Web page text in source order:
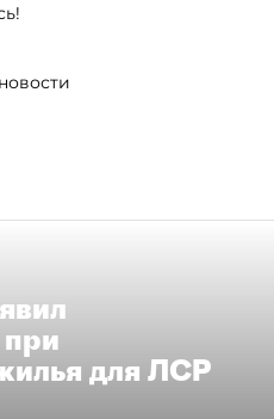
при
для ЛСР